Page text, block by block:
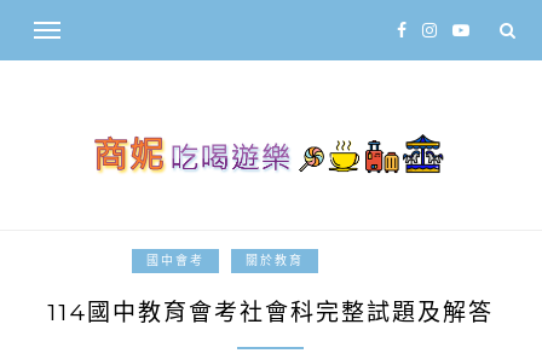
國中會考 關於教育
114國中教育會考社會科完整試題及解答